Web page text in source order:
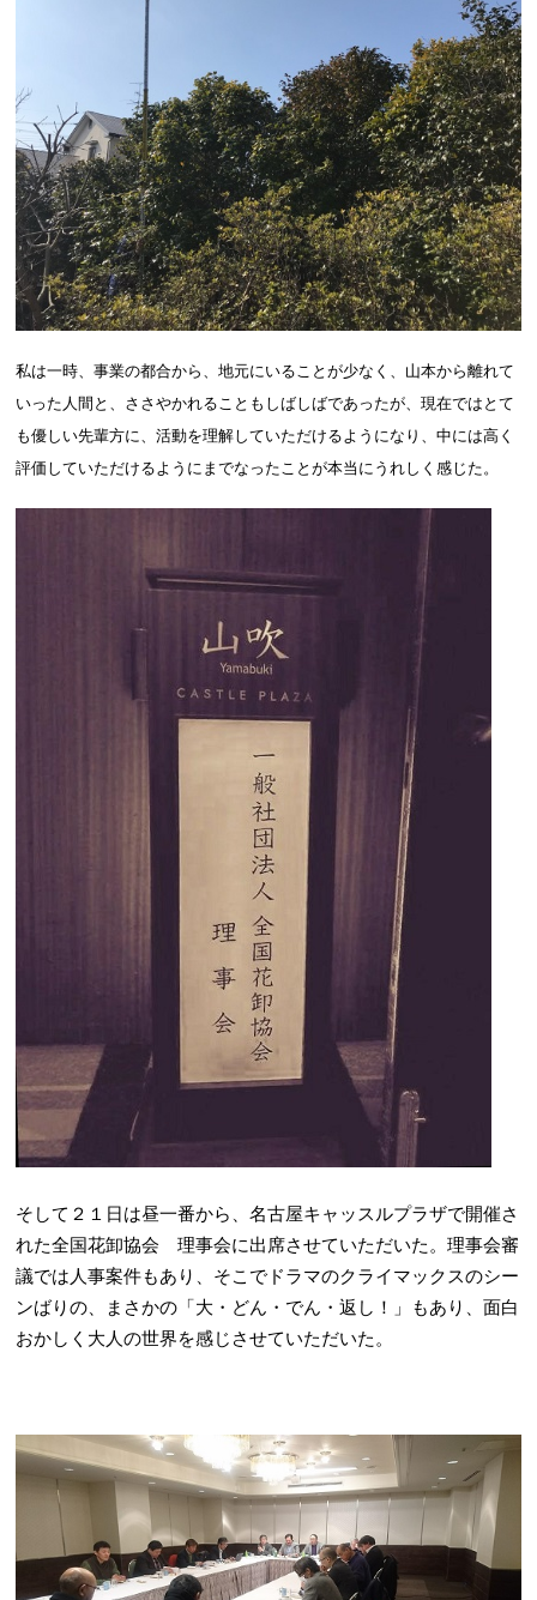
私は一時、事業の都合から、地元にいることが少なく、山本から離れて
いった人間と、ささやかれることもしばしばであったが、現在ではとて
も優しい先輩方に、活動を理解していただけるようになり、中には高く
評価していただけるようにまでなったことが本当にうれしく感じた。
そして２１日は昼一番から、名古屋キャッスルプラザで開催さ
れた全国花卸協会 理事会に出席させていただいた。理事会審
議では人事案件もあり、そこでドラマのクライマックスのシー
ンばりの、まさかの「大・どん・でん・返し！」もあり、面白
おかしく大人の世界を感じさせていただいた。